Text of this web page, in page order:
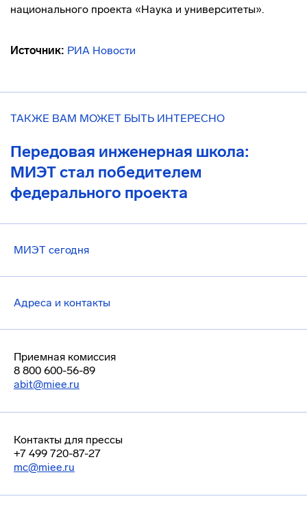
национального проекта «Наука и университеты».
Источник: РИА Новости
ТАКЖЕ ВАМ МОЖЕТ БЫТЬ ИНТЕРЕСНО
Передовая инженерная школа:
МИЭТ стал победителем
федерального проекта
МИЭТ сегодня
Адреса и контакты
Приемная комиссия
8 800 600-56-89
abit@miee.ru
Контакты для прессы
+7 499 720-87-27
mc@miee.ru